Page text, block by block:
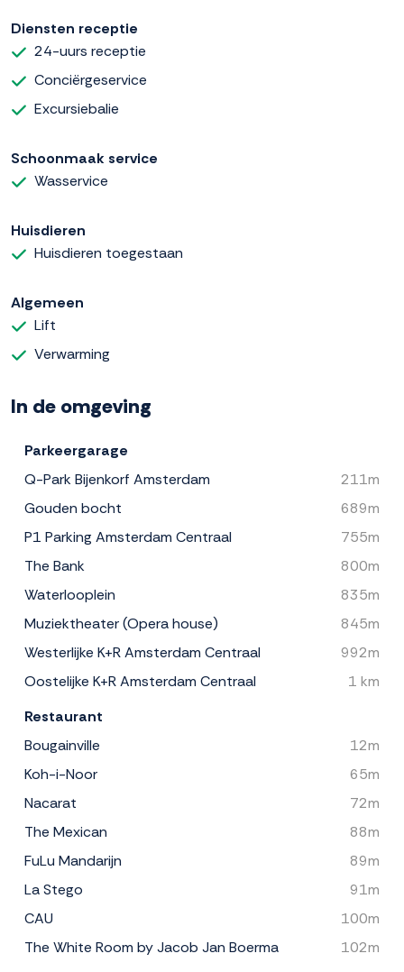
Diensten receptie
24-uurs receptie
Conciërgeservice
Excursiebalie
Schoonmaak service
Wasservice
Huisdieren
Huisdieren toegestaan
Algemeen
Lift
Verwarming
In de omgeving
Parkeergarage
Q-Park Bijenkorf Amsterdam
211m
Gouden bocht
689m
P1 Parking Amsterdam Centraal
755m
The Bank
800m
Waterlooplein
835m
Muziektheater (Opera house)
845m
Westerlijke K+R Amsterdam Centraal
992m
Oostelijke K+R Amsterdam Centraal
1 km
Restaurant
Bougainville
12m
Koh-i-Noor
65m
Nacarat
72m
The Mexican
88m
FuLu Mandarijn
89m
La Stego
91m
CAU
100m
The White Room by Jacob Jan Boerma
102m